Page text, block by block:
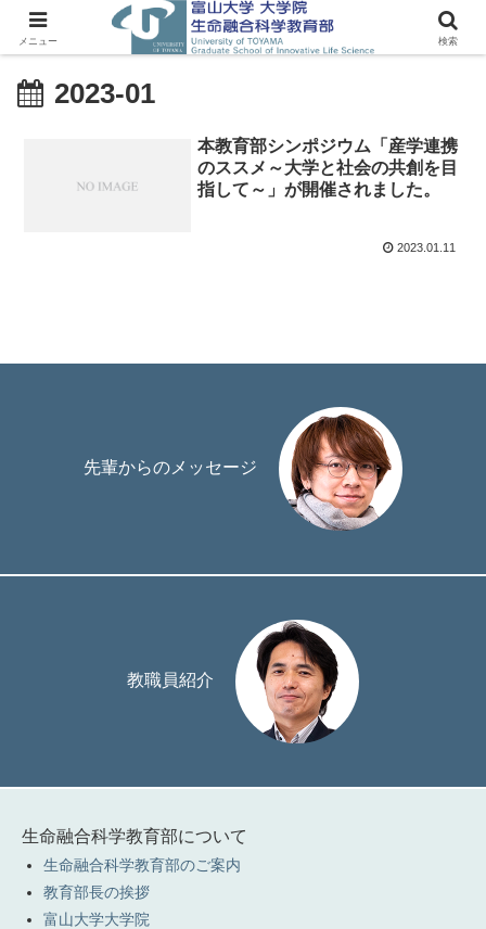
2023-01
本教育部シンポジウム「産学連携
のススメ～大学と社会の共創を目
指して～」が開催されました。
2023.01.11
先輩からのメッセージ
教職員紹介
生命融合科学教育部について
生命融合科学教育部のご案内
教育部長の挨拶
富山大学大学院
メニュー 検索